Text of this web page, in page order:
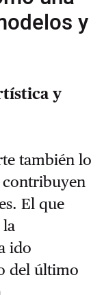
y
y
también lo
contribuyen
El que
la
ido
del último